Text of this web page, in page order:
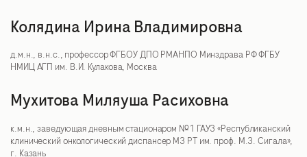
Колядина Ирина Владимировна
д.м.н., в.н.с., профессор ФГБОУ ДПО РМАНПО Минздрава РФ ФГБУ
НМИЦ АГП им. В.И. Кулакова, Москва
Мухитова Миляуша Расиховна
к.м.н., заведующая дневным стационаром №1 ГАУЗ «Республиканский
клинический онкологический диспансер МЗ РТ им. проф. М.З. Сигала»,
г. Казань